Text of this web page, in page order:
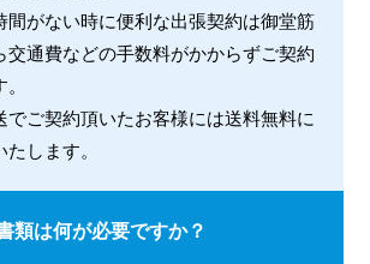
間がない時に便利な出張契約は御堂筋
交通費などの手数料がかからずご契約
でご契約頂いたお客様には送料無料に
します。
類は何が必要ですか？